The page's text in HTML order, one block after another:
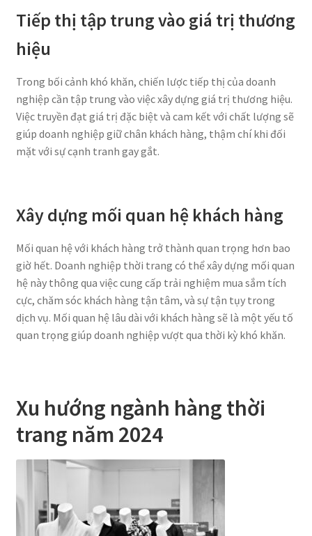
Tiếp thị tập trung vào giá trị thương
hiệu
Trong bối cảnh khó khăn, chiến lược tiếp thị của doanh
nghiệp cần tập trung vào việc xây dựng giá trị thương hiệu.
Việc truyền đạt giá trị đặc biệt và cam kết với chất lượng sẽ
giúp doanh nghiệp giữ chân khách hàng, thậm chí khi đối
mặt với sự cạnh tranh gay gắt.
Xây dựng mối quan hệ khách hàng
Mối quan hệ với khách hàng trở thành quan trọng hơn bao
giờ hết. Doanh nghiệp thời trang có thể xây dựng mối quan
hệ này thông qua việc cung cấp trải nghiệm mua sắm tích
cực, chăm sóc khách hàng tận tâm, và sự tận tụy trong
dịch vụ. Mối quan hệ lâu dài với khách hàng sẽ là một yếu tố
quan trọng giúp doanh nghiệp vượt qua thời kỳ khó khăn.
Xu hướng ngành hàng thời
trang năm 2024